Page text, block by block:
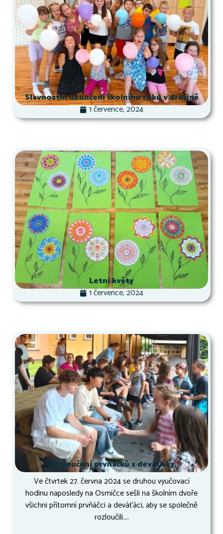
Slavnostní ukončení školního roku v družině
1 července, 2024
Letní květy
1 července, 2024
Rozloučení prvňáčků s deváťáky
Ve čtvrtek 27. června 2024 se druhou vyučovací
hodinu naposledy na Osmičce sešli na školním dvoře
všichni přítomní prvňáčci a deváťáci, aby se společně
rozloučili....